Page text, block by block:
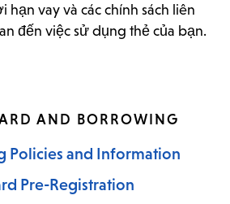
hạn vay và các chính sách liên
đến việc sử dụng thẻ của bạn.
AND BORROWING
Policies and Information
Pre-Registration